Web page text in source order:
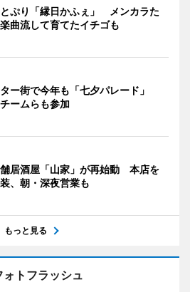
ぷり「縁日かふぇ」 メンカラた
曲流して育てたイチゴも
ー街で今年も「七夕パレード」
ームらも参加
居酒屋「山家」が再始動 本店を
、朝・深夜営業も
もっと見る
ォトフラッシュ